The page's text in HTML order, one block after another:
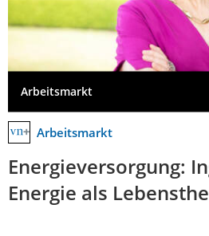
Arbeitsmarkt
Arbeitsmarkt
Energieversorgung:
Energie als